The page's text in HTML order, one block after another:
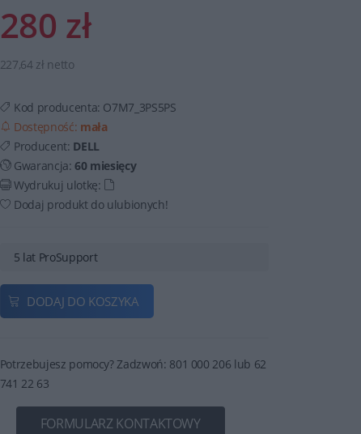
280 zł
227,64 zł netto
Kod producenta: O7M7_3PS5PS
Dostępność: mała
Producent: DELL
Gwarancja:60 miesięcy
Wydrukuj ulotkę:
Dodaj produkt do ulubionych!
5 lat ProSupport
DODAJ DO KOSZYKA
Potrzebujesz pomocy? Zadzwoń: 801 000 206 lub 62
741 22 63
FORMULARZ KONTAKTOWY